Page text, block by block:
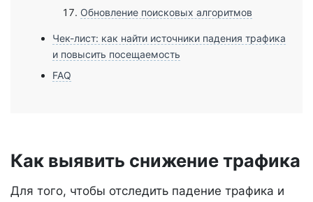
Обновление поисковых алгоритмов
Чек-лист: как найти источники падения трафика
и повысить посещаемость
FAQ
Как выявить снижение трафика
Для того, чтобы отследить падение трафика и